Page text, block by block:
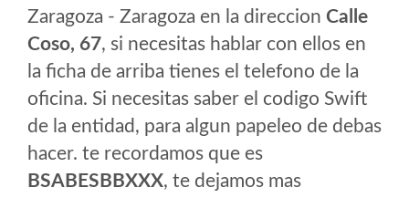
Zaragoza - Zaragoza en la direccion Calle
Coso, 67, si necesitas hablar con ellos en
la ficha de arriba tienes el telefono de la
oficina. Si necesitas saber el codigo Swift
de la entidad, para algun papeleo de debas
hacer. te recordamos que es
BSABESBBXXX, te dejamos mas